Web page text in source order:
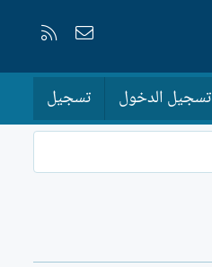
إتصل بنا
تسجيل الدخول تسجيل